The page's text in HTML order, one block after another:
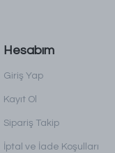
Hesabım
Giriş Yap
Kayıt Ol
Sipariş Takip
İptal ve İade Koşulları